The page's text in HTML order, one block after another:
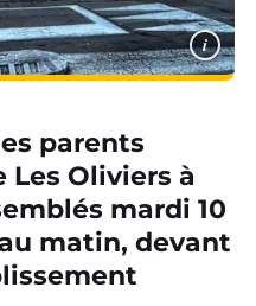
i
parents
Les Oliviers à
mardi 10
matin, devant